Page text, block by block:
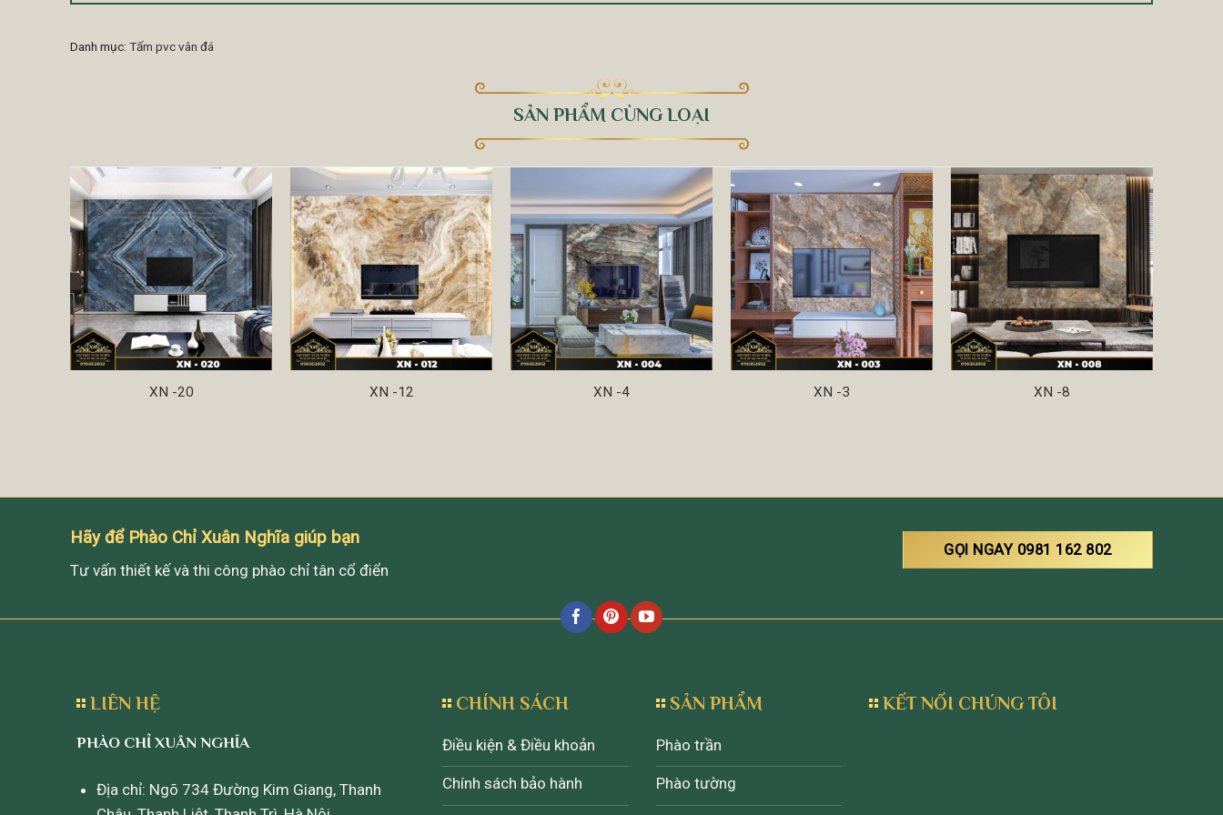
Danh mục: Tấm pvc vân đá
SẢN PHẨM CÙNG LOẠI
XN -20 XN -12 XN -4 XN -3 XN -8
Hãy để Phào Chỉ Xuân Nghĩa giúp bạn
Tư vấn thiết kế và thi công phào chỉ tân cổ điển
GỌI NGAY 0981 162 802
LIÊN HỆ
PHÀO CHỈ XUÂN NGHĨA
Địa chỉ: Ngõ 734 Đường Kim Giang, Thanh
CHÍNH SÁCH
Điều kiện & Điều khoản
Chính sách bảo hành
SẢN PHẨM
Phào trần
Phào tường
KẾT NỐI CHÚNG TÔI